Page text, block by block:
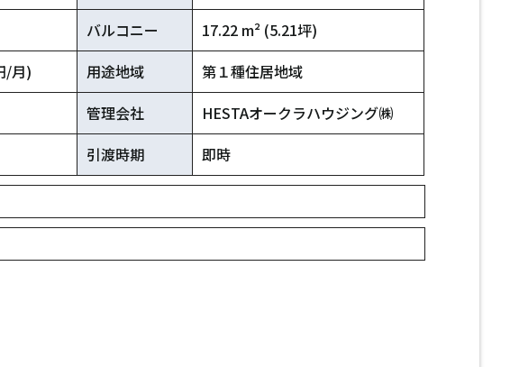
バルコニー
17.22 m² (5.21坪)
/月) 用途地域
第１種住居地域
管理会社
HESTAオークラハウジング㈱
引渡時期 即時